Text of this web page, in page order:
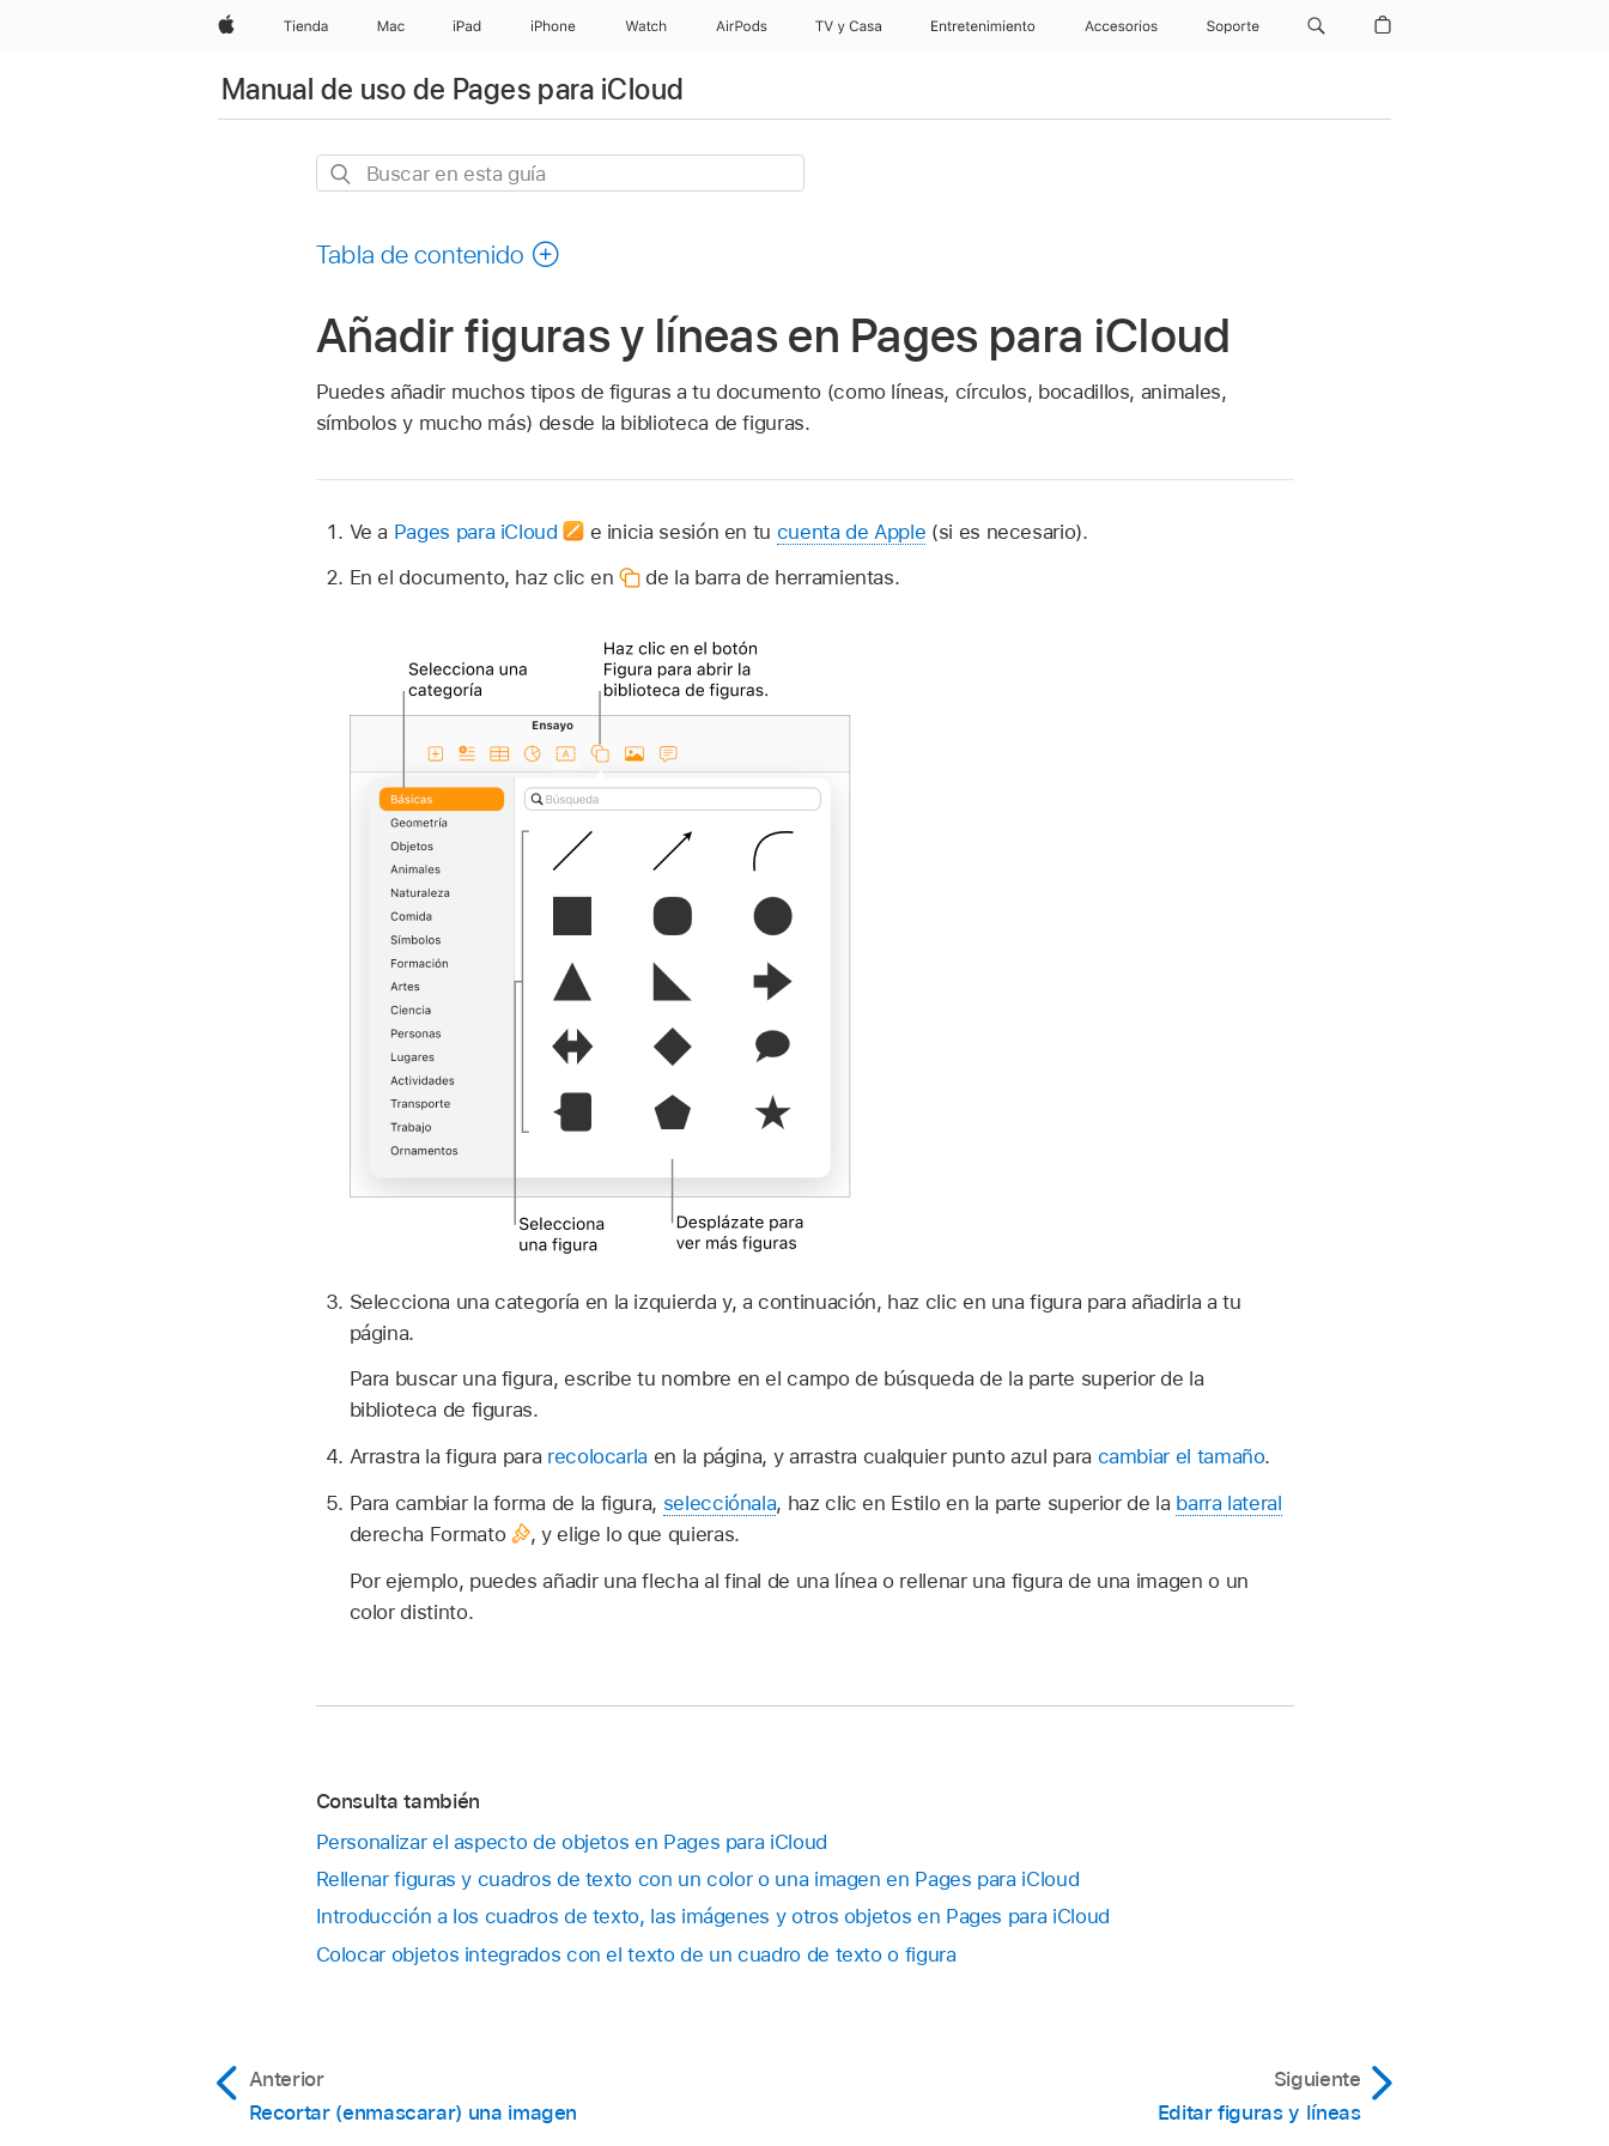
AppleTienda Mac iPad iPhone Watch AirPods TV y Casa Entretenimiento Accesorios Soporte
Manual de uso de Pages para iCloud
Buscar
guía
Tabla de contenido
Añadir figuras y líneas en Pages para iCloud
Puedes añadir muchos tipos de figuras a tu documento (como líneas, círculos, bocadillos, animales,
símbolos y mucho más) desde la biblioteca de figuras.
Ve a Pages para iCloud e inicia sesión en tu cuenta de Apple (si es necesario).
En el documento, haz clic en
de la barra de herramientas.
Selecciona una categoría en la izquierda y, a continuación, haz clic en una figura para añadirla a tu
página.
Para buscar una figura, escribe tu nombre en el campo de búsqueda de la parte superior de la
biblioteca de figuras.
Arrastra la figura para recolocarla en la página, y arrastra cualquier punto azul para cambiar el tamaño.
Para cambiar la forma de la figura, selecciónala, haz clic en Estilo en la parte superior de la barra lateral
derecha Formato
, y elige lo que quieras.
Por ejemplo, puedes añadir una flecha al final de una línea o rellenar una figura de una imagen o un
color distinto.
Consulta también
Personalizar el aspecto de objetos en Pages para iCloud
Rellenar figuras y cuadros de texto con un color o una imagen en Pages para iCloud
Introducción a los cuadros de texto, las imágenes y otros objetos en Pages para iCloud
Colocar objetos integrados con el texto de un cuadro de texto o figura
Anterior
Recortar (enmascarar) una imagen
Siguiente
Editar figuras y líneas